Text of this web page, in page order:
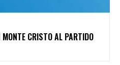
CRISTO AL PARTIDO